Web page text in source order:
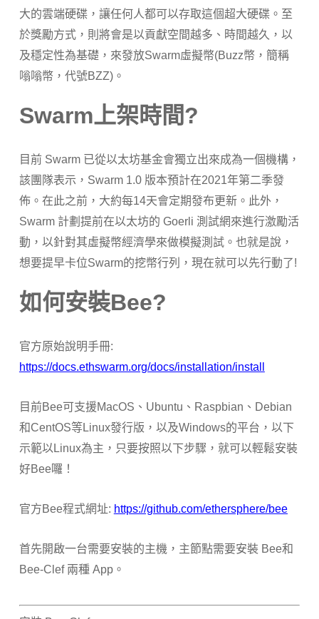
大的雲端硬碟，讓任何人都可以存取這個超大硬碟。至
於獎勵方式，則將會是以貢獻空間越多、時間越久，以
及穩定性為基礎，來發放Swarm虛擬幣(Buzz幣，簡稱
嗡嗡幣，代號BZZ)。
Swarm上架時間?
目前 Swarm 已從以太坊基金會獨立出來成為一個機構，
該團隊表示，Swarm 1.0 版本預計在2021年第二季發
佈。在此之前，大約每14天會定期發布更新。此外，
Swarm 計劃提前在以太坊的 Goerli 測試網來進行激勵活
動，以針對其虛擬幣經濟學來做模擬測試。也就是說，
想要提早卡位Swarm的挖幣行列，現在就可以先行動了!
如何安裝Bee?
官方原始說明手冊:
https://docs.ethswarm.org/docs/installation/install
目前Bee可支援MacOS、Ubuntu、Raspbian、Debian
和CentOS等Linux發行版，以及Windows的平台，以下
示範以Linux為主，只要按照以下步驟，就可以輕鬆安裝
好Bee囉！
官方Bee程式網址: https://github.com/ethersphere/bee
首先開啟一台需要安裝的主機，主節點需要安裝 Bee和
Bee-Clef 兩種 App。